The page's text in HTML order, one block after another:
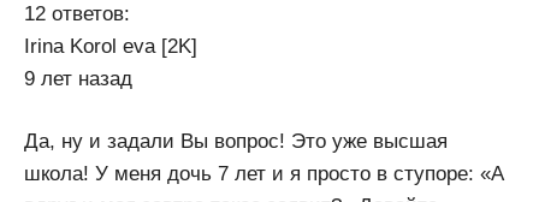
12 ответов:
Irina Korol­ eva [2K]
9 лет назад
Да, ну и задали Вы вопрос! Это уже высшая
школа! У меня дочь 7 лет и я просто в ступоре: «А